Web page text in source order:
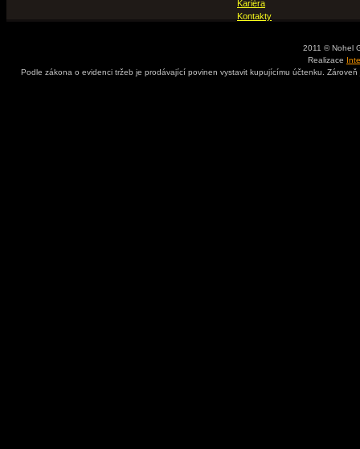
Kariéra
Kontakty
2011 © Nohel
Realizace
Podle zákona o evidenci tržeb je prodávající povinen vystavit kupujícímu účtenku.